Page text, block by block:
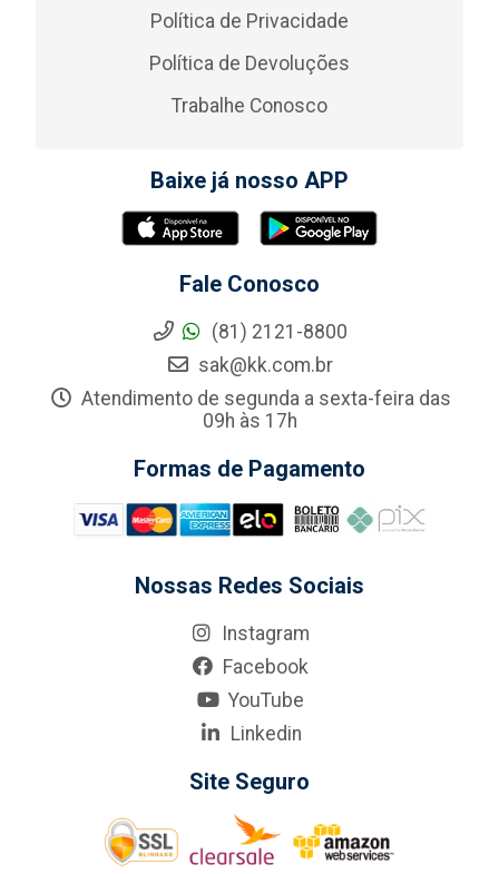
Política de Privacidade
Política de Devoluções
Trabalhe Conosco
Baixe já nosso APP
Fale Conosco
(81) 2121-8800
sak@kk.com.br
Atendimento de segunda a sexta-feira das
09h às 17h
Formas de Pagamento
Nossas Redes Sociais
Instagram
Facebook
YouTube
Linkedin
Site Seguro